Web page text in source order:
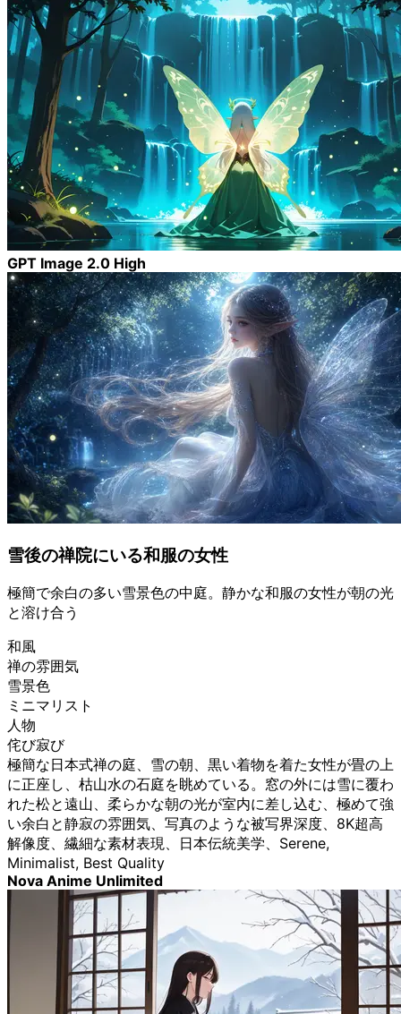
GPT Image 2.0 High
雪後の禅院にいる和服の女性
極簡で余白の多い雪景色の中庭。静かな和服の女性が朝の光
と溶け合う
和風
禅の雰囲気
雪景色
ミニマリスト
人物
侘び寂び
極簡な日本式禅の庭、雪の朝、黒い着物を着た女性が畳の上
に正座し、枯山水の石庭を眺めている。窓の外には雪に覆わ
れた松と遠山、柔らかな朝の光が室内に差し込む、極めて強
い余白と静寂の雰囲気、写真のような被写界深度、8K超高
解像度、繊細な素材表現、日本伝統美学、Serene,
Minimalist, Best Quality
Nova Anime Unlimited